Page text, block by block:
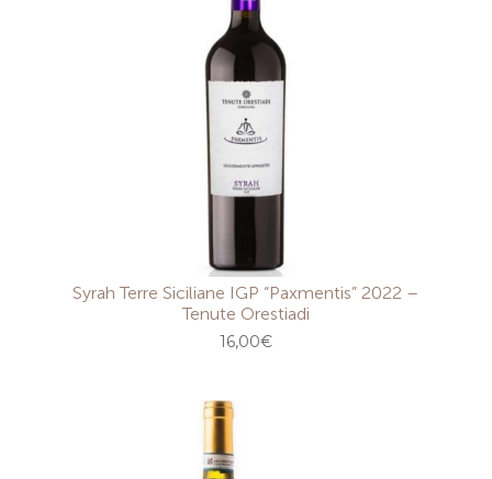
Syrah Terre Siciliane IGP “Paxmentis” 2022 –
Tenute Orestiadi
16,00€